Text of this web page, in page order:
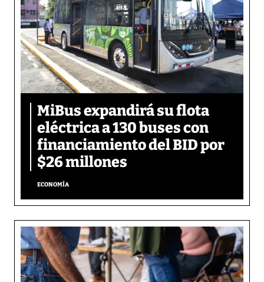
MiBus expandirá su flota
eléctrica a 130 buses con
financiamiento del BID por
$26 millones
ECONOMÍA